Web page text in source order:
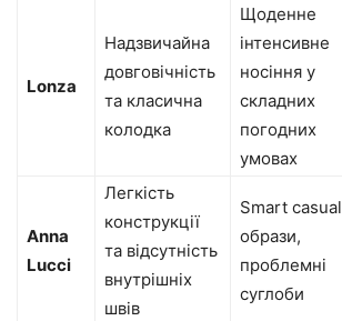
Lonza
Надзвичайна
довговічність
та класична
колодка
Щоденне
інтенсивне
носіння у
складних
погодних
умовах
Anna
Lucci
Легкість
конструкції
та відсутність
внутрішніх
швів
Smart casual
образи,
проблемні
суглоби